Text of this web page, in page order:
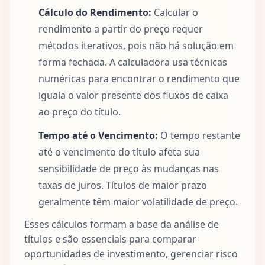
Cálculo do Rendimento: Calcular o
rendimento a partir do preço requer
métodos iterativos, pois não há solução em
forma fechada. A calculadora usa técnicas
numéricas para encontrar o rendimento que
iguala o valor presente dos fluxos de caixa
ao preço do título.
Tempo até o Vencimento: O tempo restante
até o vencimento do título afeta sua
sensibilidade de preço às mudanças nas
taxas de juros. Títulos de maior prazo
geralmente têm maior volatilidade de preço.
Esses cálculos formam a base da análise de
títulos e são essenciais para comparar
oportunidades de investimento, gerenciar risco